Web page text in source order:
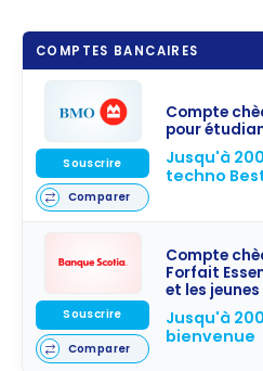
COMPTES BANCAIRES
Compte
pour
Jusqu'à
techno
Souscrire
Comparer
Compte
Forfait
et les jeunes
Jusqu'à
bienvenue
Souscrire
Comparer